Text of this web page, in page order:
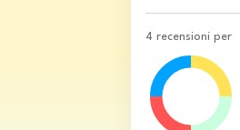
4 recensioni per